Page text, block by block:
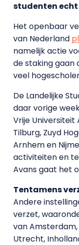
studenten echt
Het openbaar
van Nederland
namelijk actie
de staking gaan
veel
De Landelijke
daar vorige
Vrije Universiteit
Tilburg, Zuyd
Arnhem en
activiteiten en
Avans gaat het
Tentamens
Andere
verzet,
van
Utrecht,